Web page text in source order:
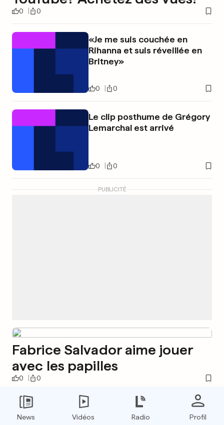
0 0
«Je me suis couchée en
Rihanna et suis réveillée en
Britney»
0 0
Le clip posthume de Grégory
Lemarchal est arrivé
0 0
PUBLICITÉ
Fabrice Salvador aime jouer
avec les papilles
0 0
Il incitait les Français à
investir dans LuxAlpha pour
News Vidéos Radio Profil